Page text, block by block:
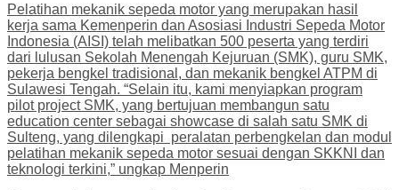
Pelatihan mekanik sepeda motor yang merupakan hasil
kerja sama Kemenperin dan Asosiasi Industri Sepeda Motor
Indonesia (AISI) telah melibatkan 500 peserta yang terdiri
dari lulusan Sekolah Menengah Kejuruan (SMK), guru SMK,
pekerja bengkel tradisional, dan mekanik bengkel ATPM di
Sulawesi Tengah. “Selain itu, kami menyiapkan program
pilot project SMK, yang bertujuan membangun satu
education center sebagai showcase di salah satu SMK di
Sulteng, yang dilengkapi peralatan perbengkelan dan modul
pelatihan mekanik sepeda motor sesuai dengan SKKNI dan
teknologi terkini,” ungkap Menperin